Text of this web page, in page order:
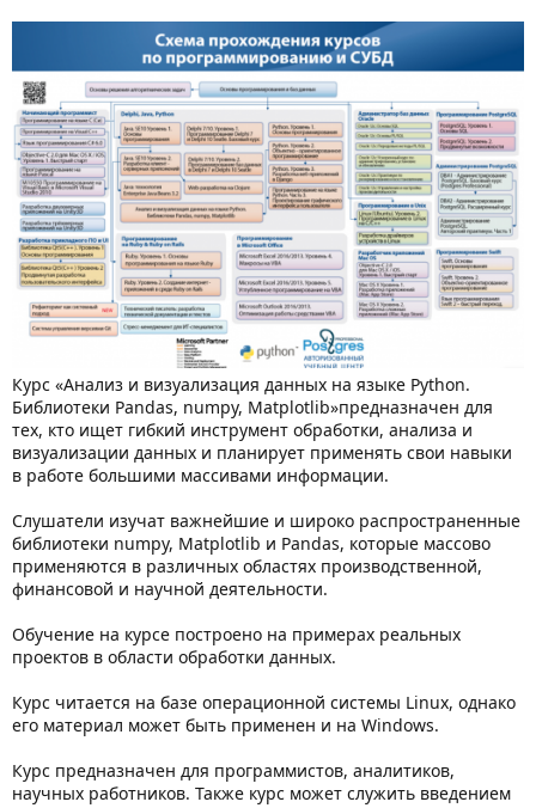
Курс «Анализ и визуализация данных на языке Python.
Библиотеки Pandas, numpy, Matplotlib»предназначен для
тех, кто ищет гибкий инструмент обработки, анализа и
визуализации данных и планирует применять свои навыки
в работе большими массивами информации.
Слушатели изучат важнейшие и широко распространенные
библиотеки numpy, Matplotlib и Pandas, которые массово
применяются в различных областях производственной,
финансовой и научной деятельности.
Обучение на курсе построено на примерах реальных
проектов в области обработки данных.
Курс читается на базе операционной системы Linux, однако
его материал может быть применен и на Windows.
Курс предназначен для программистов, аналитиков,
научных работников. Также курс может служить введением